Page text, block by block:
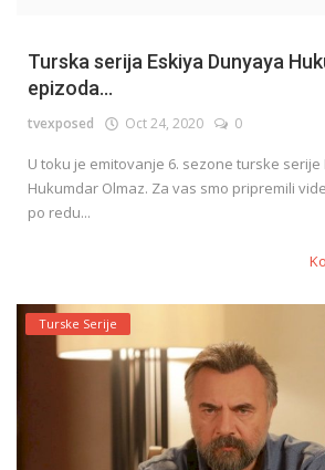
Turska serija Eskiya Dunyaya
epizoda...
tvexposed Oct 24, 2020 0
U toku je emitovanje 6. sezone turske serije
Hukumdar Olmaz. Za vas smo pripremili
po redu...
Turske Serije